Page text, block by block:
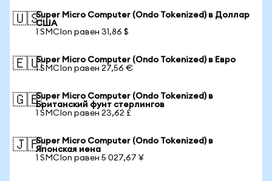
🇺🇸Super Micro Computer (Ondo Tokenized) в Доллар
США
1 SMCIon равен 31,86 $
🇪🇺Super Micro Computer (Ondo Tokenized) в Евро
1 SMCIon равен 27,56 €
🇬🇧Super Micro Computer (Ondo Tokenized) в
Британский фунт стерлингов
1 SMCIon равен 23,62 £
🇯🇵Super Micro Computer (Ondo Tokenized) в
Японская иена
1 SMCIon равен 5 027,67 ¥